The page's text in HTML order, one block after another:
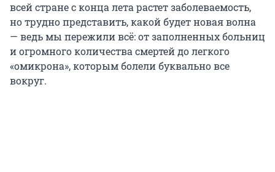
всей стране с конца лета растет заболеваемость,
но трудно представить, какой будет новая волна
— ведь мы пережили всё: от заполненных больниц
и огромного количества смертей до легкого
«омикрона», которым болели буквально все
вокруг.